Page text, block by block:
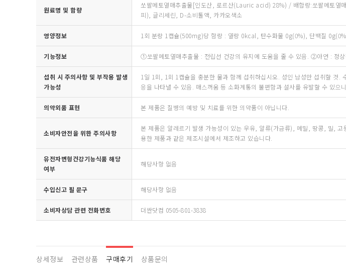
원료명 및 함량
쏘팔메토열매추출물[인도산, 로르산(Lauric acid) 28%) / 배합량:쏘팔메토열
피), 글리세린, D-소비톨액, 카카오색소
영양정보 1회 분량 1캡슐(500mg)당 함량 : 열량 0kcal, 탄수화물 0g(0%), 단백질
기능정보 ①쏘팔메토열매추출물 : 전립선 건강의 유지에 도움을 줄 수 있음. ②아연 : 정
섭취 시 주의사항 및 부작용 발생
가능성
1일 1회, 1회 1캡슐을 충분한 물과 함께 섭취하십시오. 성인 남성만 섭취할 것
응을 나타낼 수 있음. 매스꺼움 등 소화계통의 불편함과 설사를 유발할 수 있으
의약외품 표현 본 제품은 질병의 예방 및 치료를 위한 의약품이 아닙니다.
소비자안전을 위한 주의사항
본 제품은 알레르기 발생 가능성이 있는 우유, 알류(가금류), 메밀, 땅콩, 밀,
용한 제품과 같은 제조시설에서 제조하고 있습니다.
유전자변형건강기능식품 해당
여부
해당사항 없음
수입신고 필 문구 해당사항 없음
소비자상담 관련 전화번호 더싼닷컴 0505-801-3838
상세정보 관련상품 구매후기 상품문의